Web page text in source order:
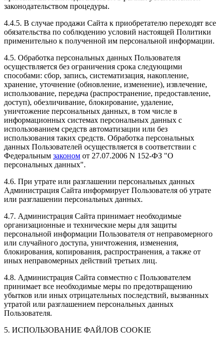
законодательством процедуры.
4.4.5. В случае продажи Сайта к приобретателю переходят все
обязательства по соблюдению условий настоящей Политики
применительно к полученной им персональной информации.
4.5. Обработка персональных данных Пользователя
осуществляется без ограничения срока следующими
способами: сбор, запись, систематизация, накопление,
хранение, уточнение (обновление, изменение), извлечение,
использование, передача (распространение, предоставление,
доступ), обезличивание, блокирование, удаление,
уничтожение персональных данных, в том числе в
информационных системах персональных данных с
использованием средств автоматизации или без
использования таких средств. Обработка персональных
данных Пользователей осуществляется в соответствии с
Федеральным законом от 27.07.2006 N 152-ФЗ "О
персональных данных".
4.6. При утрате или разглашении персональных данных
Администрация Сайта информирует Пользователя об утрате
или разглашении персональных данных.
4.7. Администрация Сайта принимает необходимые
организационные и технические меры для защиты
персональной информации Пользователя от неправомерного
или случайного доступа, уничтожения, изменения,
блокирования, копирования, распространения, а также от
иных неправомерных действий третьих лиц.
4.8. Администрация Сайта совместно с Пользователем
принимает все необходимые меры по предотвращению
убытков или иных отрицательных последствий, вызванных
утратой или разглашением персональных данных
Пользователя.
5. ИСПОЛЬЗОВАНИЕ ФАЙЛОВ COOKIE